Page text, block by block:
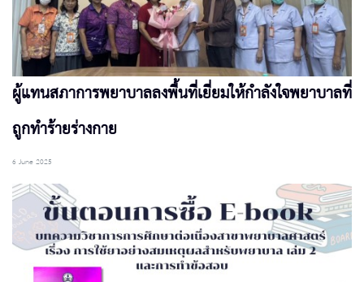
ผู้แทนสภาการพยาบาลลงพื้นที่เยี่ยมให้กำลังใจพยาบาลที่
ถูกทำร้ายร่างกาย
6 June 2025